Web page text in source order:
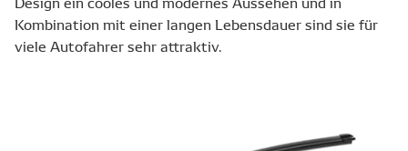
Kombination mit einer langen Lebensdauer sind sie für
viele Autofahrer sehr attraktiv.